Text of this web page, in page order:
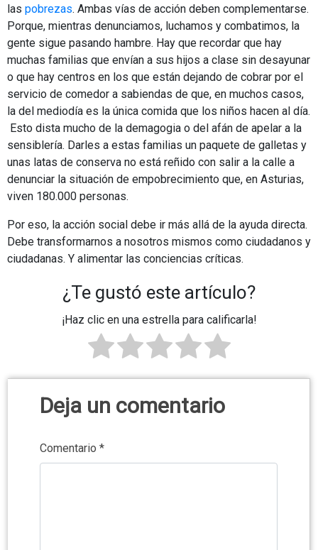
las pobrezas. Ambas vías de acción deben complementarse.
Porque, mientras denunciamos, luchamos y combatimos, la
gente sigue pasando hambre. Hay que recordar que hay
muchas familias que envían a sus hijos a clase sin desayunar
o que hay centros en los que están dejando de cobrar por el
servicio de comedor a sabiendas de que, en muchos casos,
la del mediodía es la única comida que los niños hacen al día.
Esto dista mucho de la demagogia o del afán de apelar a la
sensiblería. Darles a estas familias un paquete de galletas y
unas latas de conserva no está reñido con salir a la calle a
denunciar la situación de empobrecimiento que, en Asturias,
viven 180.000 personas.
Por eso, la acción social debe ir más allá de la ayuda directa.
Debe transformarnos a nosotros mismos como ciudadanos y
ciudadanas. Y alimentar las conciencias críticas.
¿Te gustó este artículo?
¡Haz clic en una estrella para calificarla!
Deja un comentario
Comentario *